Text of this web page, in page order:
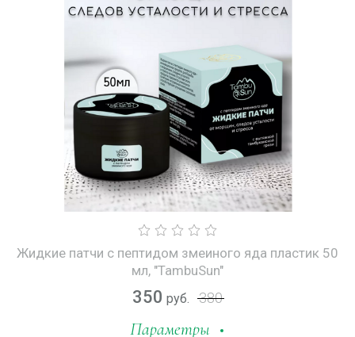
Жидкие патчи с пептидом змеиного яда пластик 50
мл, "TambuSun"
350 руб. 380
Параметры